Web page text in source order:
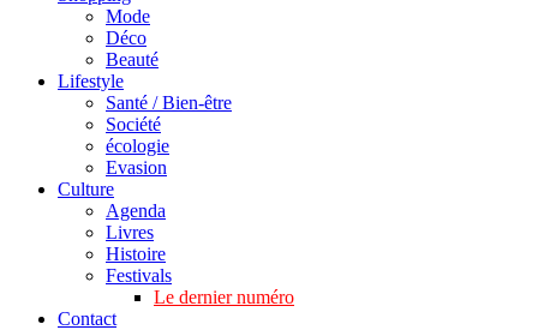
Mode
Déco
Beauté
Lifestyle
Santé / Bien-être
Société
écologie
Evasion
Culture
Agenda
Livres
Histoire
Festivals
Le dernier numéro
Contact